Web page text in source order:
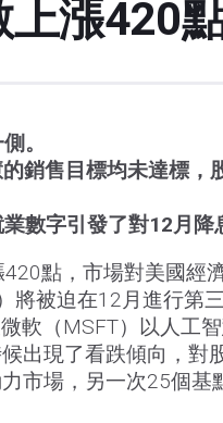
漲420
。
銷售目標均未達標，
數字引發了對12月降
點，市場對美國經
將被迫在12月進行第
軟（MSFT）以人工
出現了看跌傾向，對
市場，另一次25個基